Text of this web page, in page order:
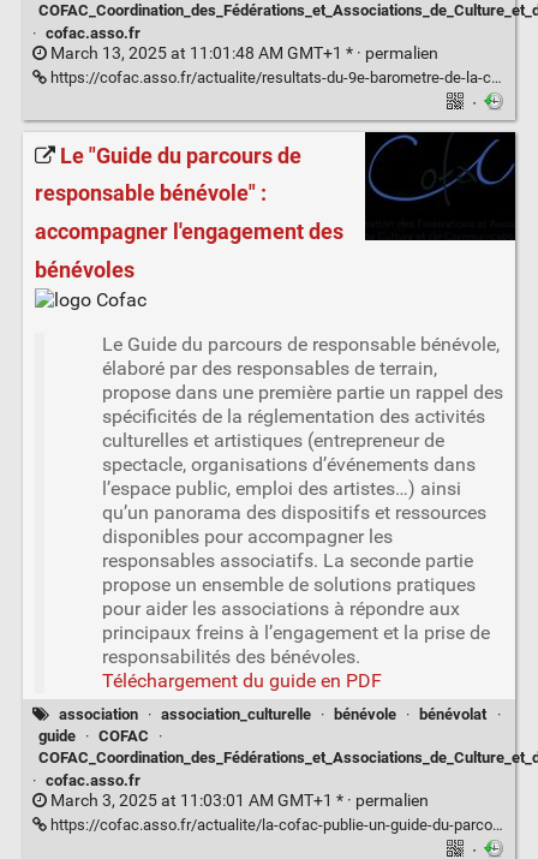
· cofac.asso.fr
March 13, 2025 at 11:01:48 AM GMT+1 * · permalien
https://cofac.asso.fr/actualite/resultats-du-9e-barometre-de-la-cofac/
·
Le "Guide du parcours de
responsable bénévole" :
accompagner l'engagement des
bénévoles
Le Guide du parcours de responsable bénévole,
élaboré par des responsables de terrain,
propose dans une première partie un rappel des
spécificités de la réglementation des activités
culturelles et artistiques (entrepreneur de
spectacle, organisations d’événements dans
l’espace public, emploi des artistes…) ainsi
qu’un panorama des dispositifs et ressources
disponibles pour accompagner les
responsables associatifs. La seconde partie
propose un ensemble de solutions pratiques
pour aider les associations à répondre aux
principaux freins à l’engagement et la prise de
responsabilités des bénévoles.
Téléchargement du guide en PDF
association · association_culturelle · bénévole · bénévolat
·
guide
· COFAC
·
· cofac.asso.fr
March 3, 2025 at 11:03:01 AM GMT+1 * · permalien
https://cofac.asso.fr/actualite/la-cofac-publie-un-guide-du-parcours-de-responsable-benevole-pour-accompagner-lengagement-et-la-prise-de-responsabilite-des-benevoles/
·